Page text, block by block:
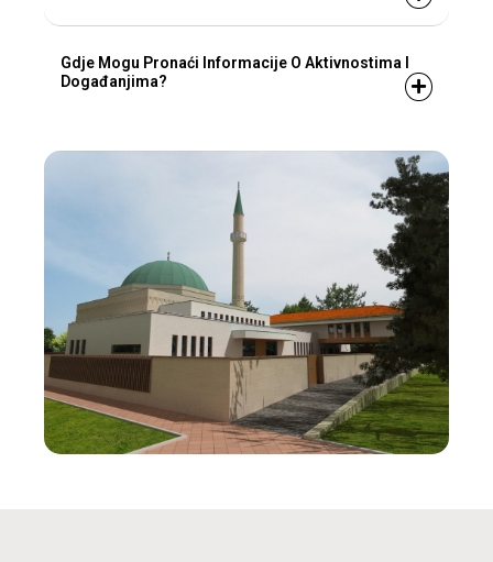
Gdje Mogu Pronaći Informacije O Aktivnostima I
Događanjima?